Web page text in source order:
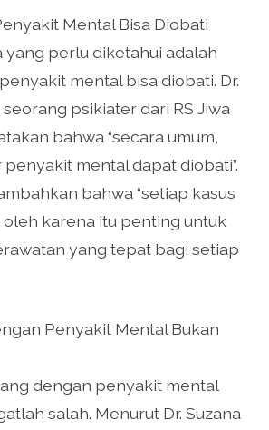
Mental Bisa Diobati
yang perlu diketahui adalah
mental bisa diobati. Dr.
seorang psikiater dari RS Jiwa
bahwa “secara umum,
mental dapat diobati”.
bahwa “setiap kasus
karena itu penting untuk
yang tepat bagi setiap
Penyakit Mental Bukan
dengan penyakit mental
salah. Menurut Dr. Suzana